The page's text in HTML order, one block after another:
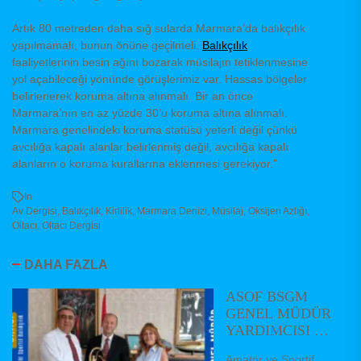
Artık 80 metreden daha sığ sularda Marmara’da balıkçılık
yapılmamalı, bunun önüne geçilmeli. Balıkçılık
faaliyetlerinin besin ağını bozarak müsilajın tetiklenmesine
yol açabileceği yönünde görüşlerimiz var. Hassas bölgeler
belirlenerek koruma altına alınmalı. Bir an önce
Marmara’nın en az yüzde 30’u koruma altına alınmalı.
Marmara genelindeki koruma statüsü yeterli değil çünkü
avcılığa kapalı alanlar belirlenmiş değil, avcılığa kapalı
alanların o koruma kurallarına eklenmesi gerekiyor.”
In
Av Dergisi Balıkçılık Kirlilik Marmara Denizi Müsilaj Oksijen Azlığı
Oltacı Oltacı Dergisi
DAHA FAZLA
ASOF BSGM
GENEL MÜDÜR
YARDIMCISI VE